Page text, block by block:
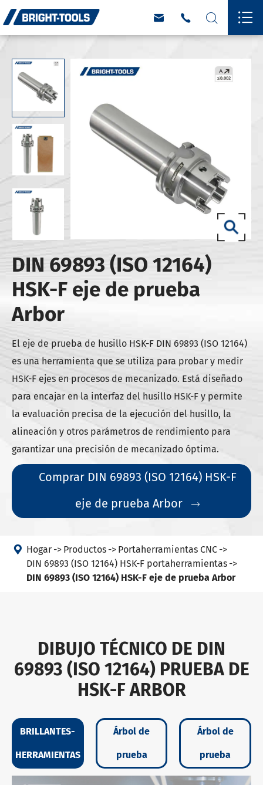
   
DIN 69893 (ISO 12164)
HSK-F eje de prueba
Arbor
El eje de prueba de husillo HSK-F DIN 69893 (ISO 12164)
es una herramienta que se utiliza para probar y medir
HSK-F ejes en procesos de mecanizado. Está diseñado
para encajar en la interfaz del husillo HSK-F y permite
la evaluación precisa de la ejecución del husillo, la
alineación y otros parámetros de rendimiento para
garantizar una precisión de mecanizado óptima.
Comprar DIN 69893 (ISO 12164) HSK-F
eje de prueba Arbor

 Hogar Productos
Portaherramientas CNC
DIN 69893 (ISO 12164) HSK-F portaherramientas
DIN 69893 (ISO 12164) HSK-F eje de prueba Arbor
DIBUJO TÉCNICO DE DIN
69893 (ISO 12164) PRUEBA DE
HSK-F ARBOR
BRILLANTES-
HERRAMIENTAS
Árbol de
prueba
Árbol de
prueba